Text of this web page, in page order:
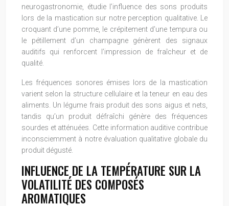
neurogastronomie, étudie l’influence des sons produits
lors de la mastication sur notre perception qualitative. Le
croquant d’une pomme, le crépitement d’une tempura ou
le pétillement d’un champagne génèrent des signaux
auditifs qui renforcent l’impression de fraîcheur et de
qualité.
Les fréquences sonores émises lors de la mastication
varient selon la structure cellulaire et la teneur en eau des
aliments. Un légume frais produit des sons aigus et nets,
tandis qu’un produit défraîchi génère des fréquences
sourdes et atténuées. Cette information auditive contribue
inconsciemment à notre évaluation qualitative globale du
produit dégusté.
INFLUENCE DE LA TEMPÉRATURE SUR LA
VOLATILITÉ DES COMPOSÉS
AROMATIQUES